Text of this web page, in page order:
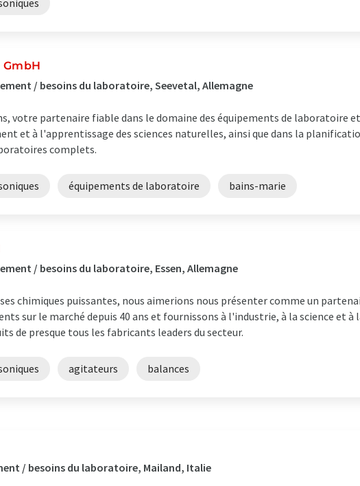
GmbH
/ besoins du laboratoire, Seevetal, Allemagne
votre partenaire fiable dans le domaine des équipements de laboratoire
et à l'apprentissage des sciences naturelles, ainsi que dans la
complets.
équipements de laboratoire bains-marie
/ besoins du laboratoire, Essen, Allemagne
chimiques puissantes, nous aimerions nous présenter comme un
sur le marché depuis 40 ans et fournissons à l'industrie, à la science et à
de presque tous les fabricants leaders du secteur.
agitateurs balances
/ besoins du laboratoire, Mailand, Italie